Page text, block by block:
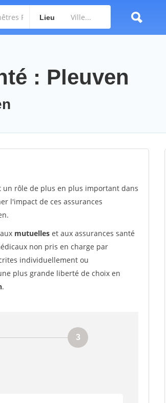
Lieu
: Pleuven
un rôle de plus en plus important dans
l'impact de ces assurances
mutuelles et aux assurances santé
non pris en charge par
individuellement ou
plus grande liberté de choix en
.